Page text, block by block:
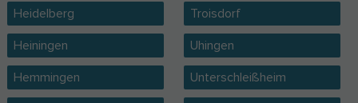
Heidelberg
Heiningen
Hemmingen
Troisdorf
Uhingen
Unterschleißheim